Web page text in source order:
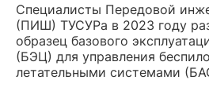
Специалисты Передовой
(ПИШ) ТУСУРа в 2023 году
образец базового
(БЭЦ) для управления
летательными системами